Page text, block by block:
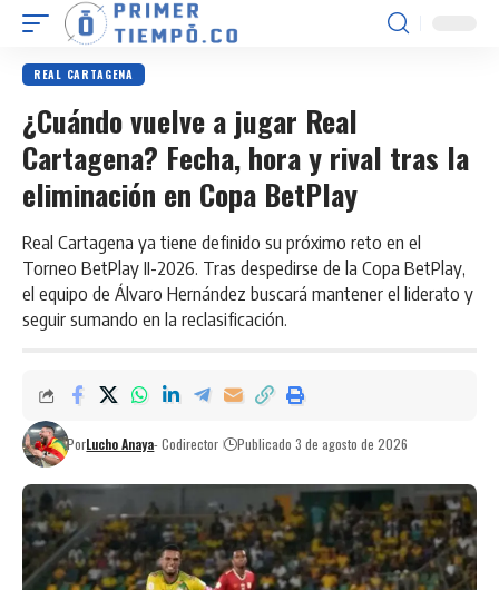
REAL CARTAGENA
¿Cuándo vuelve a jugar Real
Cartagena? Fecha, hora y rival tras la
eliminación en Copa BetPlay
Real Cartagena ya tiene definido su próximo reto en el
Torneo BetPlay II-2026. Tras despedirse de la Copa BetPlay,
el equipo de Álvaro Hernández buscará mantener el liderato y
seguir sumando en la reclasificación.
PorLucho Anaya- Codirector Publicado 3 de agosto de 2026